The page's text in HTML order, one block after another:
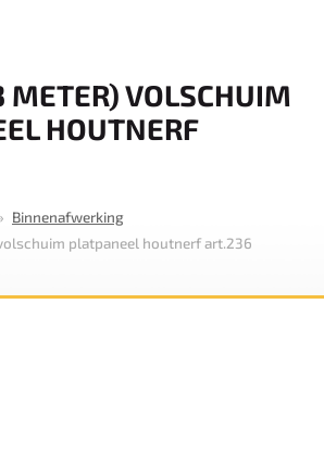
METER) VOLSCHUIM
HOUTNERF
Binnenafwerking
platpaneel houtnerf art.236